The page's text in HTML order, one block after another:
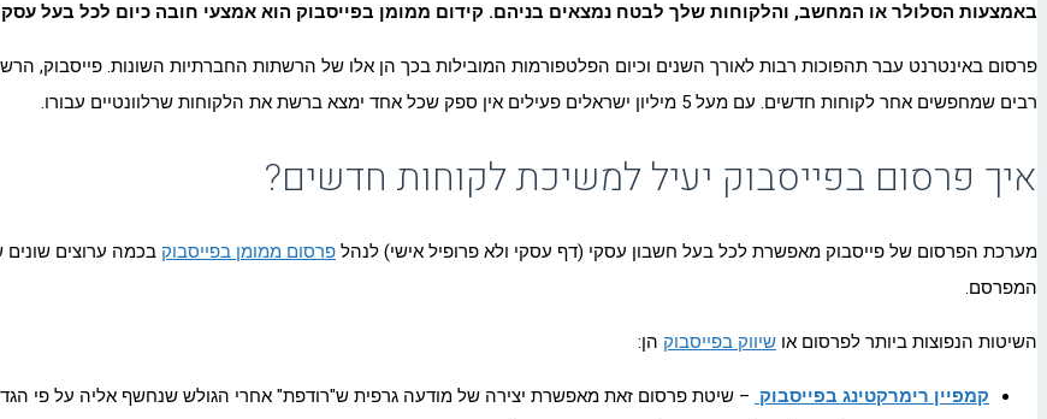
באמצעות הסלולר או המחשב, והלקוחות שלך לבטח נמצאים בניהם. קידום ממומן בפייסבוק הוא אמצעי חובה כיום לכל בעל
פרסום באינטרנט עבר תהפוכות רבות לאורך השנים וכיום הפלטפורמות המובילות בכך הן אלו של הרשתות החברתיות השונות. פייסבוק,
רבים שמחפשים אחר לקוחות חדשים. עם מעל 5 מיליון ישראלים פעילים אין ספק שכל אחד ימצא ברשת את הלקוחות שרלוונטיים עבורו.
איך פרסום בפייסבוק יעיל למשיכת לקוחות חדשים?
מערכת הפרסום של פייסבוק מאפשרת לכל בעל חשבון עסקי (דף עסקי ולא פרופיל אישי) לנהל פרסום ממומן בפייסבוק בכמה ערוצים שונים
המפרסם.
השיטות הנפוצות ביותר לפרסום או שיווק בפייסבוק הן:
קמפיין רימרקטינג בפייסבוק – שיטת פרסום זאת מאפשרת יצירה של מודעה גרפית ש"רודפת" אחרי הגולש שנחשף אליה על פי